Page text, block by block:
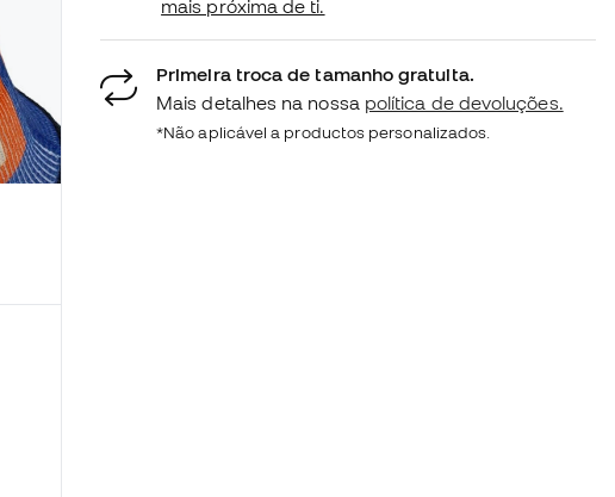
mais próxima de ti.
Primeira troca de tamanho gratuita.
Mais detalhes na nossa política de devoluções.
*Não aplicável a productos personalizados.